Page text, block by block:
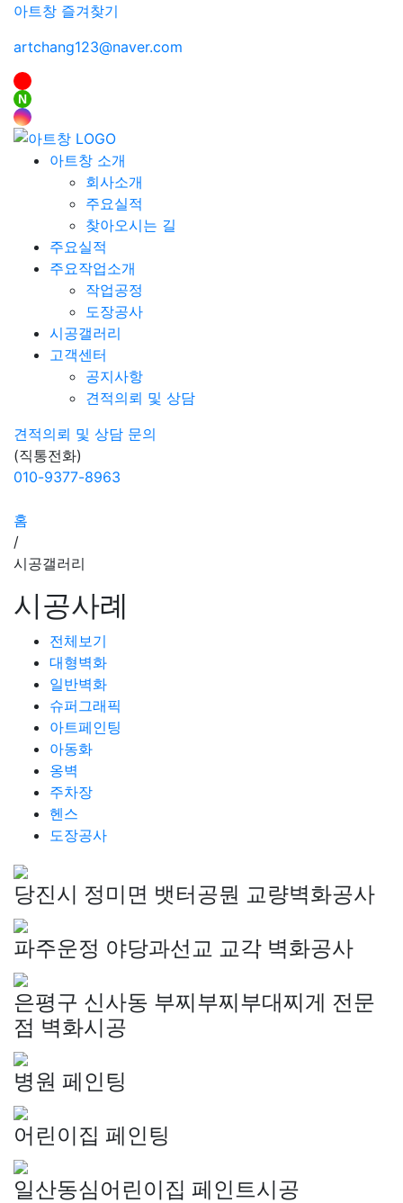
아트창 즐겨찾기
artchang123@naver.com
N
아트창 소개
회사소개
주요실적
찾아오시는 길
주요실적
주요작업소개
작업공정
도장공사
시공갤러리
고객센터
공지사항
견적의뢰 및 상담
견적의뢰 및 상담 문의
(직통전화)
010-9377-8963
홈
/
시공갤러리
시공사례
전체보기
대형벽화
일반벽화
슈퍼그래픽
아트페인팅
아동화
옹벽
주차장
헨스
도장공사
당진시 정미면 뱃터공뭔 교량벽화공사
파주운정 야당과선교 교각 벽화공사
은평구 신사동 부찌부찌부대찌게 전문
점 벽화시공
병원 페인팅
어린이집 페인팅
일산동심어린이집 페인트시공